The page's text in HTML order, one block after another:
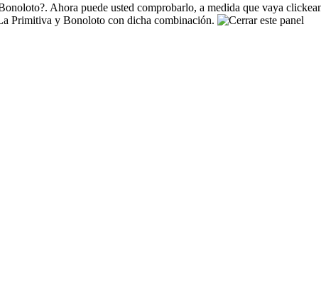
Ahora puede usted comprobarlo, a medida que vaya
Primitiva y Bonoloto con dicha combinación.